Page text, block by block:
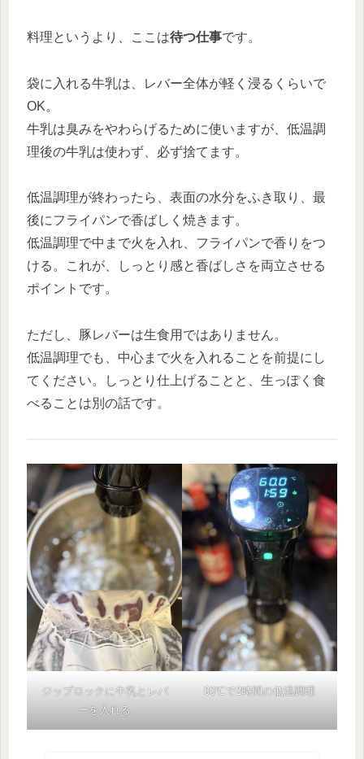
料理というより、ここは待つ仕事です。
袋に入れる牛乳は、レバー全体が軽く浸るくらいで
OK。
牛乳は臭みをやわらげるために使いますが、低温調
理後の牛乳は使わず、必ず捨てます。
低温調理が終わったら、表面の水分をふき取り、最
後にフライパンで香ばしく焼きます。
低温調理で中まで火を入れ、フライパンで香りをつ
ける。これが、しっとり感と香ばしさを両立させる
ポイントです。
ただし、豚レバーは生食用ではありません。
低温調理でも、中心まで火を入れることを前提にし
てください。しっとり仕上げることと、生っぽく食
べることは別の話です。
ジップロックに牛乳とレバ
ーを入れる
60℃で2時間の低温調理